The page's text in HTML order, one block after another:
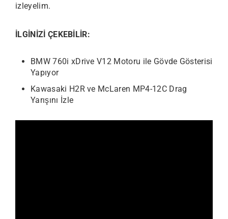
izleyelim.
İLGİNİZİ ÇEKEBİLİR:
BMW 760i xDrive V12 Motoru ile Gövde Gösterisi
Yapıyor
Kawasaki H2R ve McLaren MP4-12C Drag
Yarışını İzle